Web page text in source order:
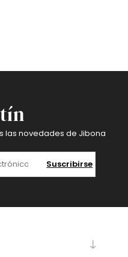
las novedades de Jibona
Suscribirse